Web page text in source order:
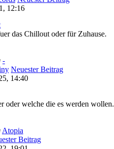
12:16
das Chillout oder für Zuhause.
-
Neuester Beitrag
14:40
oder welche die es werden wollen.
Atopia
Beitrag